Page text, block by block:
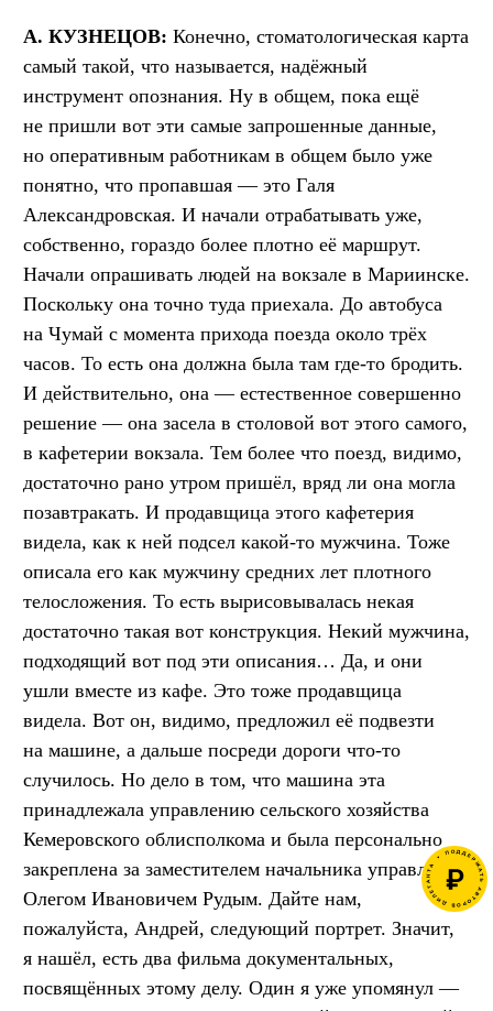
А. КУЗНЕЦОВ: Конечно, стоматологическая карта
самый такой, что называется, надёжный
инструмент опознания. Ну в общем, пока ещё
не пришли вот эти самые запрошенные данные,
но оперативным работникам в общем было уже
понятно, что пропавшая — это Галя
Александровская. И начали отрабатывать уже,
собственно, гораздо более плотно её маршрут.
Начали опрашивать людей на вокзале в Мариинске.
Поскольку она точно туда приехала. До автобуса
на Чумай с момента прихода поезда около трёх
часов. То есть она должна была там где-то бродить.
И действительно, она — естественное совершенно
решение — она засела в столовой вот этого самого,
в кафетерии вокзала. Тем более что поезд, видимо,
достаточно рано утром пришёл, вряд ли она могла
позавтракать. И продавщица этого кафетерия
видела, как к ней подсел какой-то мужчина. Тоже
описала его как мужчину средних лет плотного
телосложения. То есть вырисовывалась некая
достаточно такая вот конструкция. Некий мужчина,
подходящий вот под эти описания… Да, и они
ушли вместе из кафе. Это тоже продавщица
видела. Вот он, видимо, предложил её подвезти
на машине, а дальше посреди дороги что-то
случилось. Но дело в том, что машина эта
принадлежала управлению сельского хозяйства
Кемеровского облисполкома и была персонально
закреплена за заместителем начальника управления
Олегом Ивановичем Рудым. Дайте нам,
пожалуйста, Андрей, следующий портрет. Значит,
я нашёл, есть два фильма документальных,
посвящённых этому делу. Один я уже упомянул —